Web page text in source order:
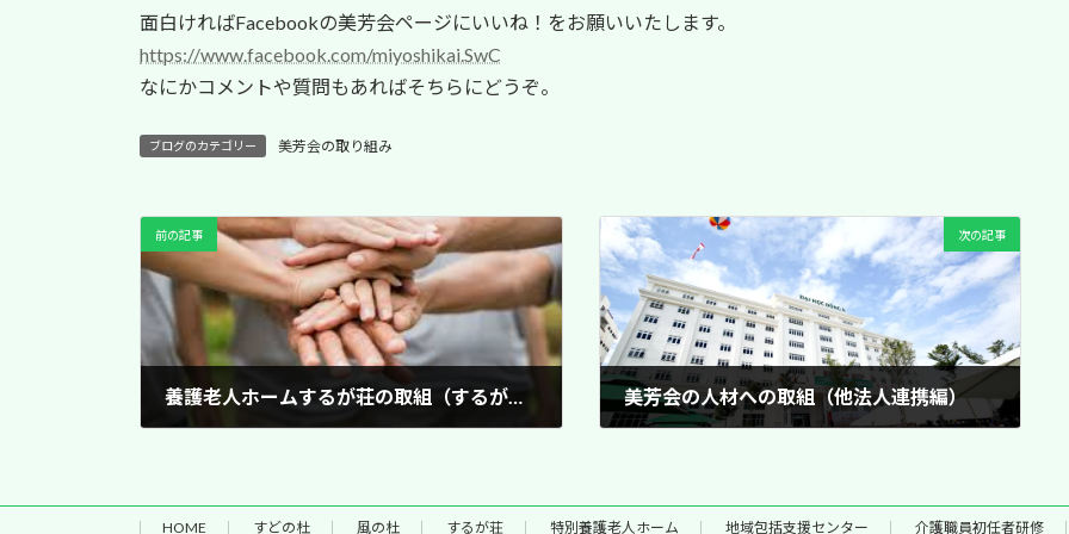
面白ければFacebookの美芳会ページにいいね！をお願いいたします。
https://www.facebook.com/miyoshikai.SwC
なにかコメントや質問もあればそちらにどうぞ。
ブログのカテゴリー 美芳会の取り組み
前の記事
養護老人ホームするが荘の取組（するが荘ボランティアクラブ編）
次の記事
美芳会の人材への取組（他法人連携編）
HOME すどの杜 風の杜 するが荘 特別養護老人ホーム 地域包括支援センター 介護職員初任者研修